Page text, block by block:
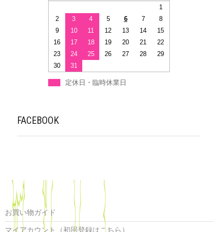
1
2
3 4 5 6 7
8
9
10 11 12 13 14
15
16
17 18 19 20 21
22
23
24 25 26 27 28
29
30
31
定休日・臨時休業日
FACEBOOK
お買い物ガイド
マイアカウント（初回登録はこちら）